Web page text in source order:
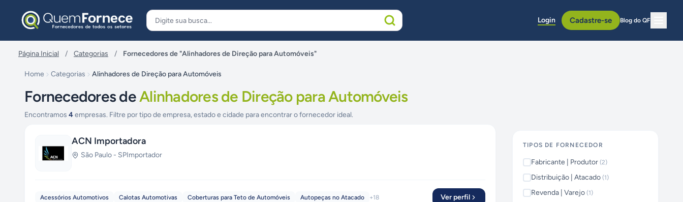
Login Cadastre-se Blog do QF
Página Inicial / Categorias / Fornecedores de "Alinhadores de Direção para Automóveis"
Home Categorias Alinhadores de Direção para Automóveis
Fornecedores deAlinhadores de Direção para Automóveis
Encontramos 4empresas. Filtre por tipo de empresa, estado e cidade para encontrar o fornecedor ideal.
ACN Importadora
São Paulo - SPImportador
Acessórios Automotivos Calotas Automotivas Coberturas para Teto de Automóveis Autopeças no Atacado +18 Ver perfil
TIPOS DE FORNECEDOR
Fabricante | Produtor (2)
Distribuição | Atacado (1)
Revenda | Varejo (1)